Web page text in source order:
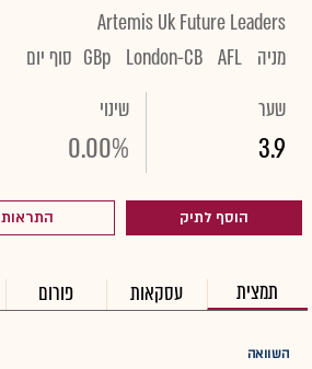
Artemis Uk Future Leaders
מניה AFL
London-CB
GBp סוף יום
שער
3.9
שינוי
0.00%
הוסף לתיק התראות
תמצית עסקאות פורום
השוואה